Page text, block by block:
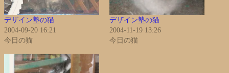
デザイン塾の猫
2004-09-20 16:21
今日の猫
デザイン塾の猫
2004-11-19 13:26
今日の猫